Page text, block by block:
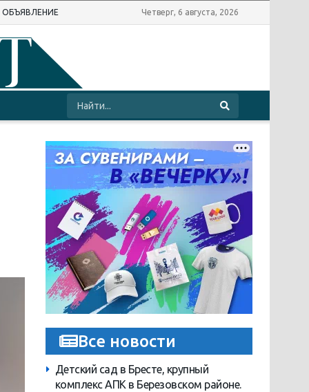
ОБЪЯВЛЕНИЕ Четверг, 6 августа, 2026
Все новости
Детский сад в Бресте, крупный
комплекс АПК в Березовском районе.